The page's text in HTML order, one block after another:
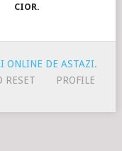
CIOR.
ONLINE DE ASTAZI.
RESET
PROFILE